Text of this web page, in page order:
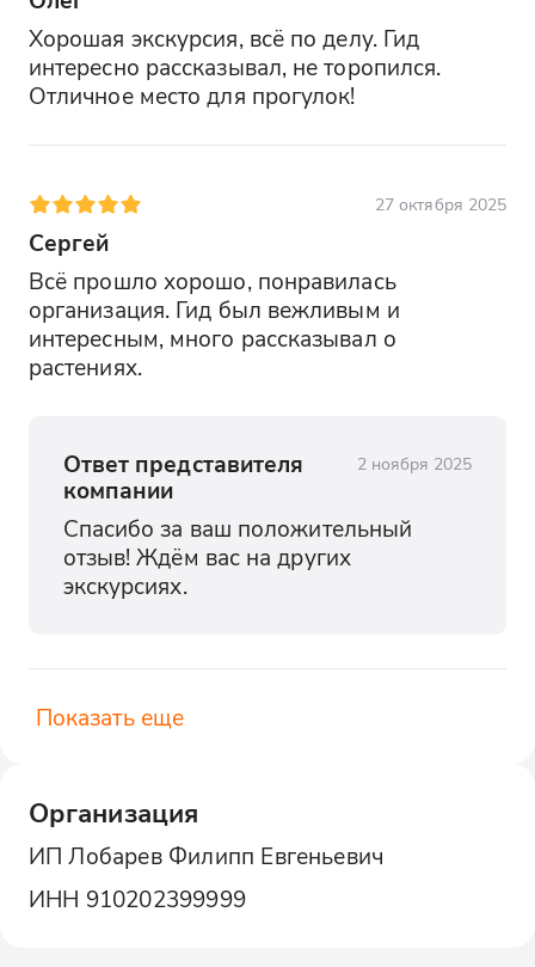
Хорошая экскурсия, всё по делу. Гид
интересно рассказывал, не торопился.
Отличное место для прогулок!
27 октября 2025
Сергей
Всё прошло хорошо, понравилась
организация. Гид был вежливым и
интересным, много рассказывал о
растениях.
Ответ представителя
компании
2 ноября 2025
Спасибо за ваш положительный
отзыв! Ждём вас на других
экскурсиях.
Показать еще
Организация
ИП Лобарев Филипп Евгеньевич
ИНН 910202399999